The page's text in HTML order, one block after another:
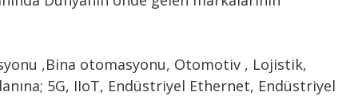
,Bina otomasyonu, Otomotiv , Lojistik,
5G, IIoT, Endüstriyel Ethernet, Endüstriyel